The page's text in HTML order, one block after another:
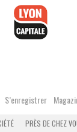
S’enregistrer
PRÈS DE CHEZ